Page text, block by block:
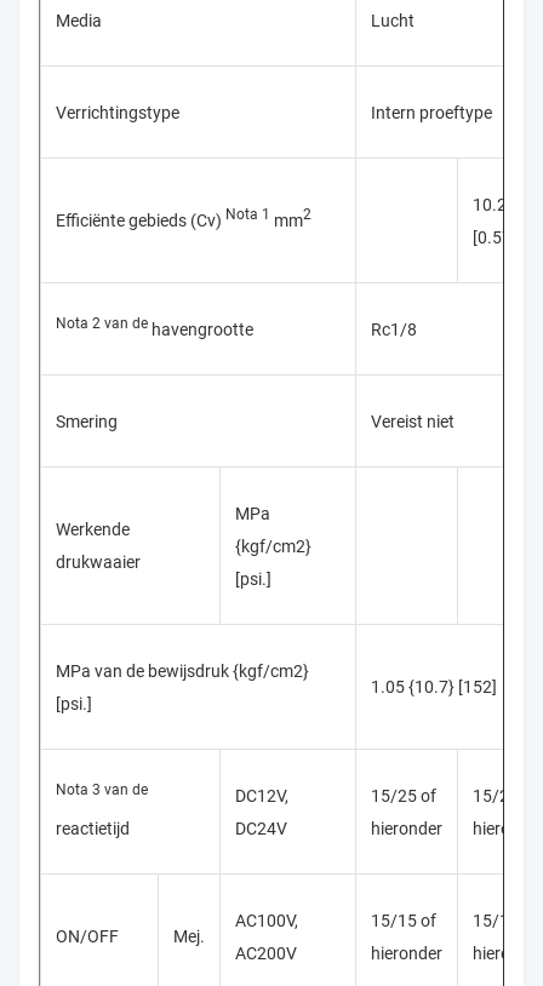
Media Lucht
Verrichtingstype Intern proeftype
Efficiënte gebieds (Cv) Nota 1 mm2
10.2
[0.57)
Nota 2 van de havengrootte Rc1/8
Smering Vereist niet
Werkende
drukwaaier
MPa
{kgf/cm2}
[psi.]
MPa van de bewijsdruk {kgf/cm2}
[psi.]
1.05 {10.7} [152]
Nota 3 van de
reactietijd
DC12V,
DC24V
15/25 of
hieronder
15/25
hieronder
ON/OFF Mej.
AC100V,
AC200V
15/15 of
hieronder
15/15
hieronder